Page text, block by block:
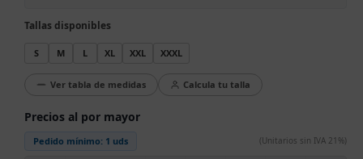
Tallas disponibles
S M L XL XXL XXXL
Ver tabla de medidas Calcula tu talla
Precios al por mayor
Pedido mínimo: 1 uds (Unitarios sin IVA 21%)